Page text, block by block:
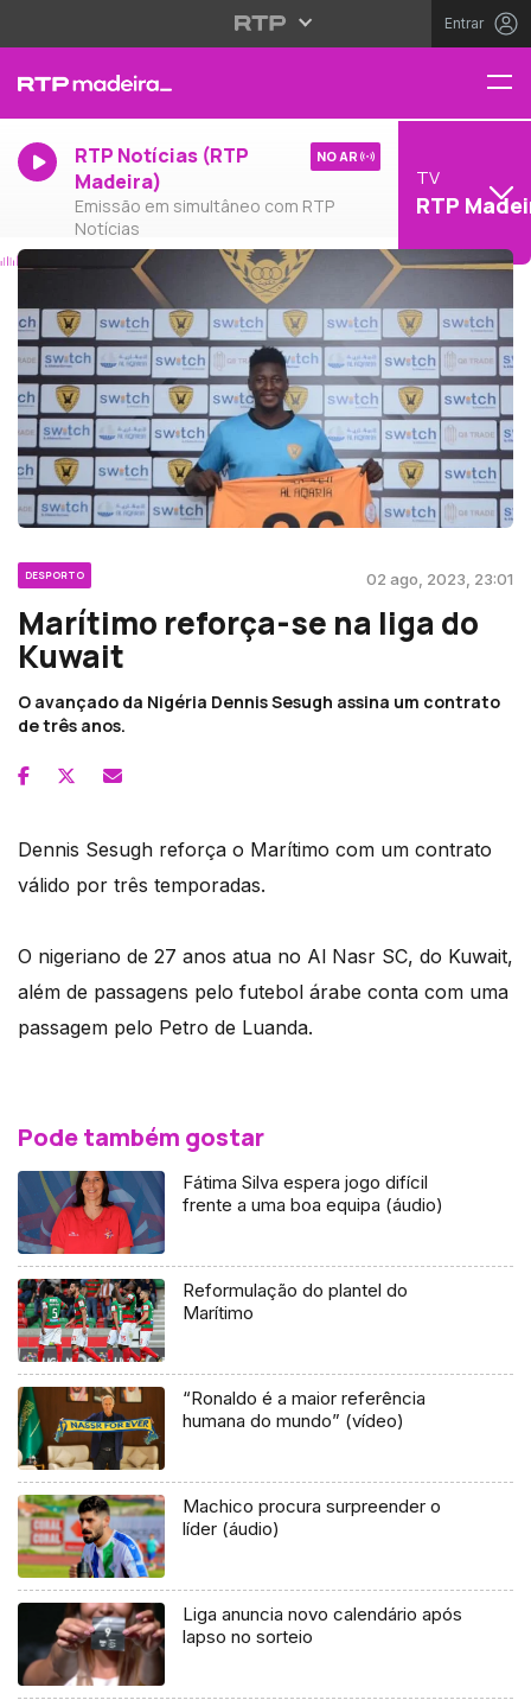
Entrar
RTP Notícias (RTP
Madeira)
Emissão em simultâneo com RTP
Notícias
NO AR
TV
RTP
DESPORTO 02 ago, 2023, 23:01
Marítimo reforça-se na liga do
Kuwait
O avançado da Nigéria Dennis Sesugh assina um contrato
de três anos.
Dennis Sesugh reforça o Marítimo com um contrato
válido por três temporadas.
O nigeriano de 27 anos atua no Al Nasr SC, do Kuwait,
além de passagens pelo futebol árabe conta com uma
passagem pelo Petro de Luanda.
Pode também gostar
Fátima Silva espera jogo difícil
frente a uma boa equipa (áudio)
Reformulação do plantel do
Marítimo
“Ronaldo é a maior referência
humana do mundo” (vídeo)
Machico procura surpreender o
líder (áudio)
Liga anuncia novo calendário após
lapso no sorteio